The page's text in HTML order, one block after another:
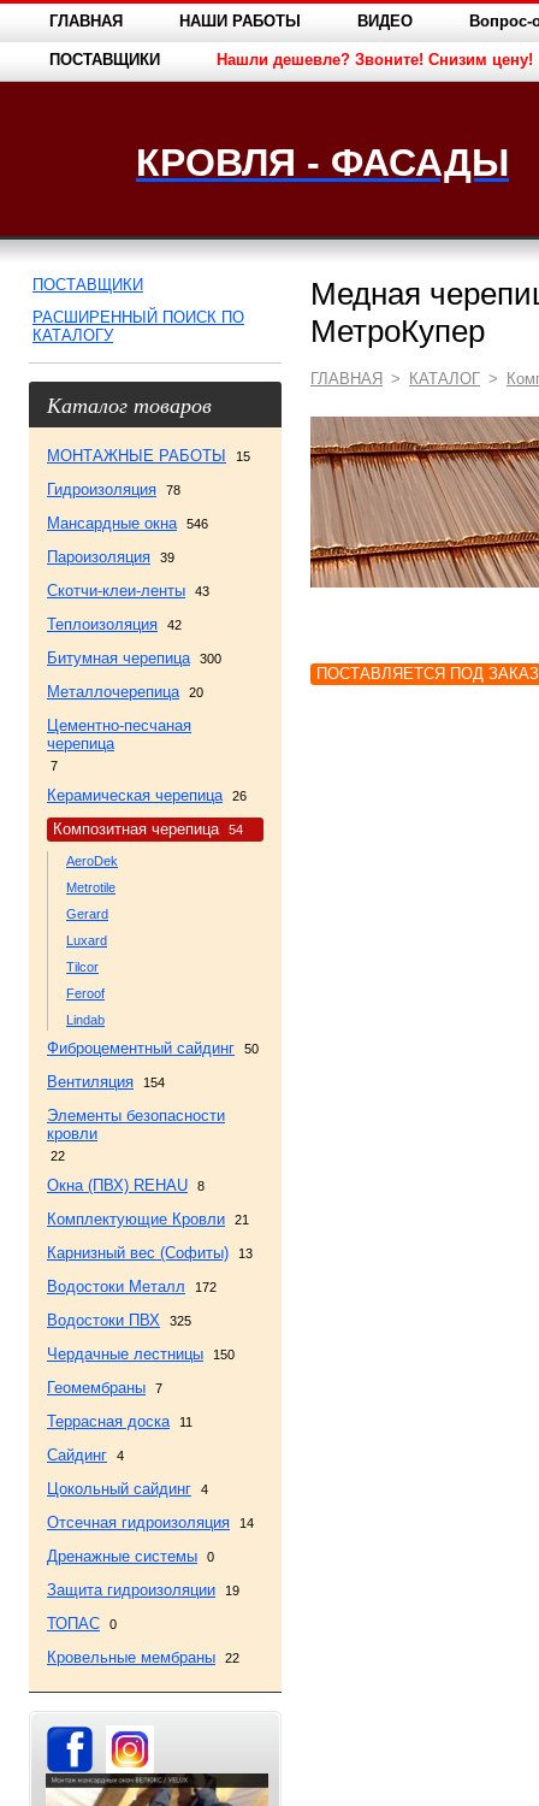
ГЛАВНАЯ НАШИ РАБОТЫ ВИДЕО Вопрос-
ПОСТАВЩИКИ Нашли дешевле? Звоните! Снизим цену!
КРОВЛЯ - ФАСАДЫ
ПОСТАВЩИКИ
РАСШИРЕННЫЙ ПОИСК ПО
КАТАЛОГУ
Каталог товаров
МОНТАЖНЫЕ РАБОТЫ 15
Гидроизоляция 78
Мансардные окна 546
Пароизоляция 39
Скотчи-клеи-ленты 43
Теплоизоляция 42
Битумная черепица 300
Металлочерепица 20
Цементно-песчаная
черепица
7
Керамическая черепица 26
Композитная черепица 54
AeroDek
Metrotile
Gerard
Luxard
Tilcor
Feroof
Lindab
Фиброцементный сайдинг 50
Вентиляция 154
Элементы безопасности
кровли
22
Окна (ПВХ) REHAU 8
Комплектующие Кровли 21
Карнизный вес (Софиты) 13
Водостоки Металл 172
Водостоки ПВХ 325
Чердачные лестницы 150
Геомембраны 7
Террасная доска 11
Сайдинг 4
Цокольный сайдинг 4
Отсечная гидроизоляция 14
Дренажные системы 0
Защита гидроизоляции 19
ТОПАС 0
Кровельные мембраны 22
Медная
МетроКупер
ГЛАВНАЯ > КАТАЛОГ >
ПОСТАВЛЯЕТСЯ ПОД ЗАКАЗ